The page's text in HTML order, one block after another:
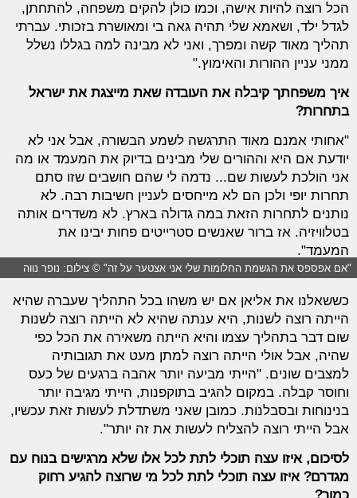
הכל רוצה להיות אישה, וכמו כולן להקים משפחה, להתחתן,
לגדל ילד, ושאמא שלי תהיה גאה בי ומאושרת בזכותי. עברתי
תהליך מאוד קשה ומפרך, ואני לא מבינה למה בגללו נשלל
ממני עניין ההורות והאימוץ."
איך משפחתך קיבלה את העובדה שאת מייצגת את ישראל
בתחרות?
"אחותי אמנם מאוד התרגשה לשמע הבשורה, אבל אני לא
יודעת אם היא וההורים שלי מבינים בדיוק את המעמד או מה
אני הולכת לעשות שם... נדמה לי שהם חושבים שזו סתם
תחרות יופי ולכן הם לא מייחסים לעניין חשיבות רבה. לא
נותנים לתחרות הזאת במה גדולה בארץ. לא משדרים אותה
בטלוויזיה. אז ברור שאנשים סטרייטים פחות יבינו את
המעמד".
"אם אפספס את הגשמת החלומות שלי אני אצטער על זה" © צילום: נופר נווה
כששאלנו את אליאן אם יש משהו בכל התהליך שעברה שהיא
הייתה רוצה לשנות, היא ענתה שהיא לא הייתה רוצה לשנות
שום דבר בתהליך עצמו והיא הייתה משאירה את הכל כפי
שהיה, אבל אולי הייתה רוצה למתן מעט את תגובותיה
למצבים שונים. "הייתי מביעה יותר אהבה ברגעים של כעס
וחוסר קבלה. במקום להגיב בתוקפנות, הייתי מגיבה יותר
בנינוחות ובסבלנות. כמובן שאני משתדלת לעשות זאת עכשיו,
אבל הייתי רוצה להצליח לעשות את זה יותר".
לסיכום, איזו עצה תוכלי לתת לכל אלו שלא מרגישים בנוח עם
מגדרם? איזו עצה תוכלי לתת לכל מי שרוצה להגיע רחוק